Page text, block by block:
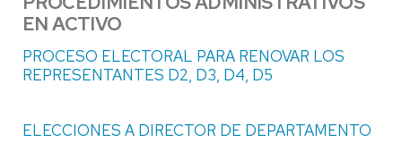
EN ACTIVO
PROCESO ELECTORAL PARA RENOVAR LOS
REPRESENTANTES D2, D3, D4, D5
ELECCIONES A DIRECTOR DE DEPARTAMENTO